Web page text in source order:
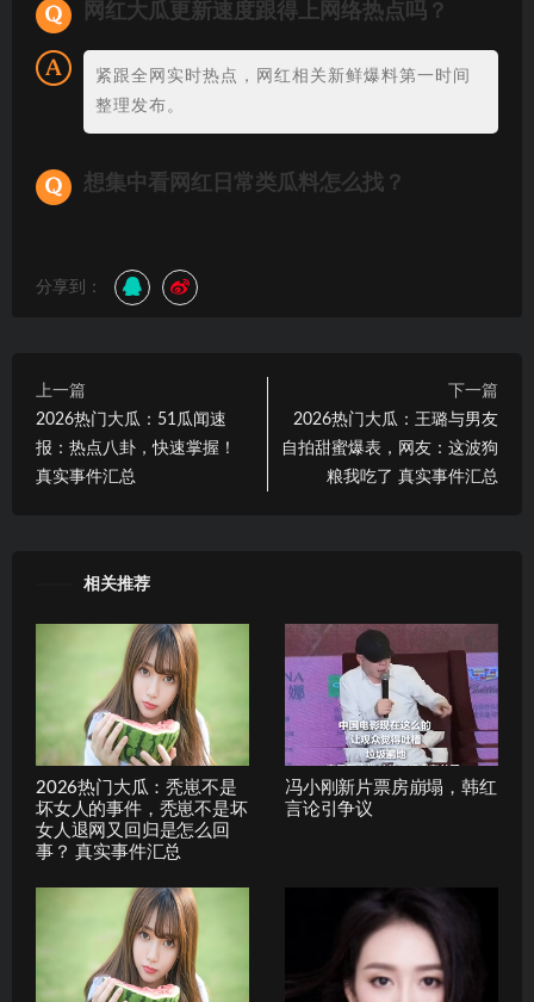
网红大瓜更新速度跟得上网络热点吗？
紧跟全网实时热点，网红相关新鲜爆料第一时间
整理发布。
想集中看网红日常类瓜料怎么找？
分享到：
上一篇
2026热门大瓜：51瓜闻速
报：热点八卦，快速掌握！
真实事件汇总
下一篇
2026热门大瓜：王璐与男友
自拍甜蜜爆表，网友：这波狗
粮我吃了 真实事件汇总
相关推荐
2026热门大瓜：秃崽不是
坏女人的事件，秃崽不是坏
女人退网又回归是怎么回
事？ 真实事件汇总
冯小刚新片票房崩塌，韩红
言论引争议